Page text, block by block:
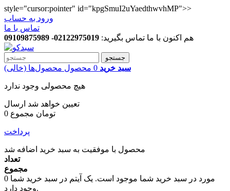
style="cursor:pointer" id="kpgSmuI2uYaedthwvhMP">>
ورود به حساب
تماس با ما
هم اکنون با ما تماس بگیرید: 02122975019- 09109875989
جستجو
سبد خرید 0 محصول محصول‌ها (خالی)
هیچ محصولی وجود ندارد
تعیین خواهد شد ارسال
0 تومان مجموع
پرداخت
محصول با موفقیت به سبد خرید اضافه شد
تعداد
مجموع
0
مورد در سبد خرید شما موجود است. یک آیتم در سبد خرید شما
وجود دارد.